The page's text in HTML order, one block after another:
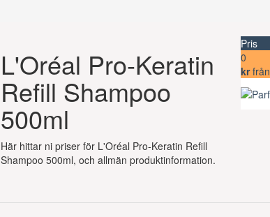
L'Oréal Pro-Keratin
Refill Shampoo
500ml
Här hittar ni priser för L'Oréal Pro-Keratin Refill
Shampoo 500ml, och allmän produktinformation.
Pris
0
kr från